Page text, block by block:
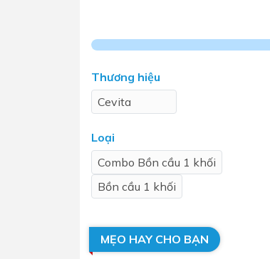
Phụ kiện nhà vệ sinh
Máy sấy tay
Thương hiệu
Cevita
Loại
Combo Bồn cầu 1 khối
Bồn cầu 1 khối
MẸO HAY CHO BẠN